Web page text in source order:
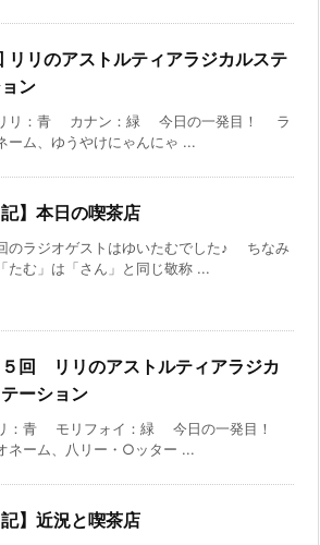
リリのアストルティアラジカルステ
ン
：青 カナン：緑 今日の一発目！ ラ
ーム、ゆうやけにゃんにゃ ...
記】本日の喫茶店
のラジオゲストはゆいたむでした♪ ちなみ
たむ」は「さん」と同じ敬称 ...
回 リリのアストルティアラジカ
ーション
：青 モリフォイ：緑 今日の一発目！
ネーム、八リー・○ッター ...
記】近況と喫茶店